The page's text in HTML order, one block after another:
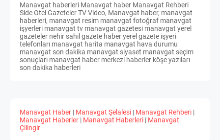
Manavgat haberleri Manavgat haber Manavgat Rehberi
Side Otel Gazeteler TV Video, Manavgat haber, manavgat
haberleri, manavgat resim manavgat fotoğraf manavgat
işyerleri manavgat tv manavgat gazetesi manavgat yerel
gazeteler nehir sahil gazete haber yerel gazete işyeri
telefonları manavgat harita manavgat hava durumu
manavgat son dakika manavgat siyaset manavgat seçim
sonuçları manavgat haber merkezi haberler köşe yazıları
son dakika haberleri
Manavgat Haber | Manavgat Şelalesi | Manavgat Rehberi |
Manavgat Haberler | Manavgat Haberleri | Manavgat
Çilingir